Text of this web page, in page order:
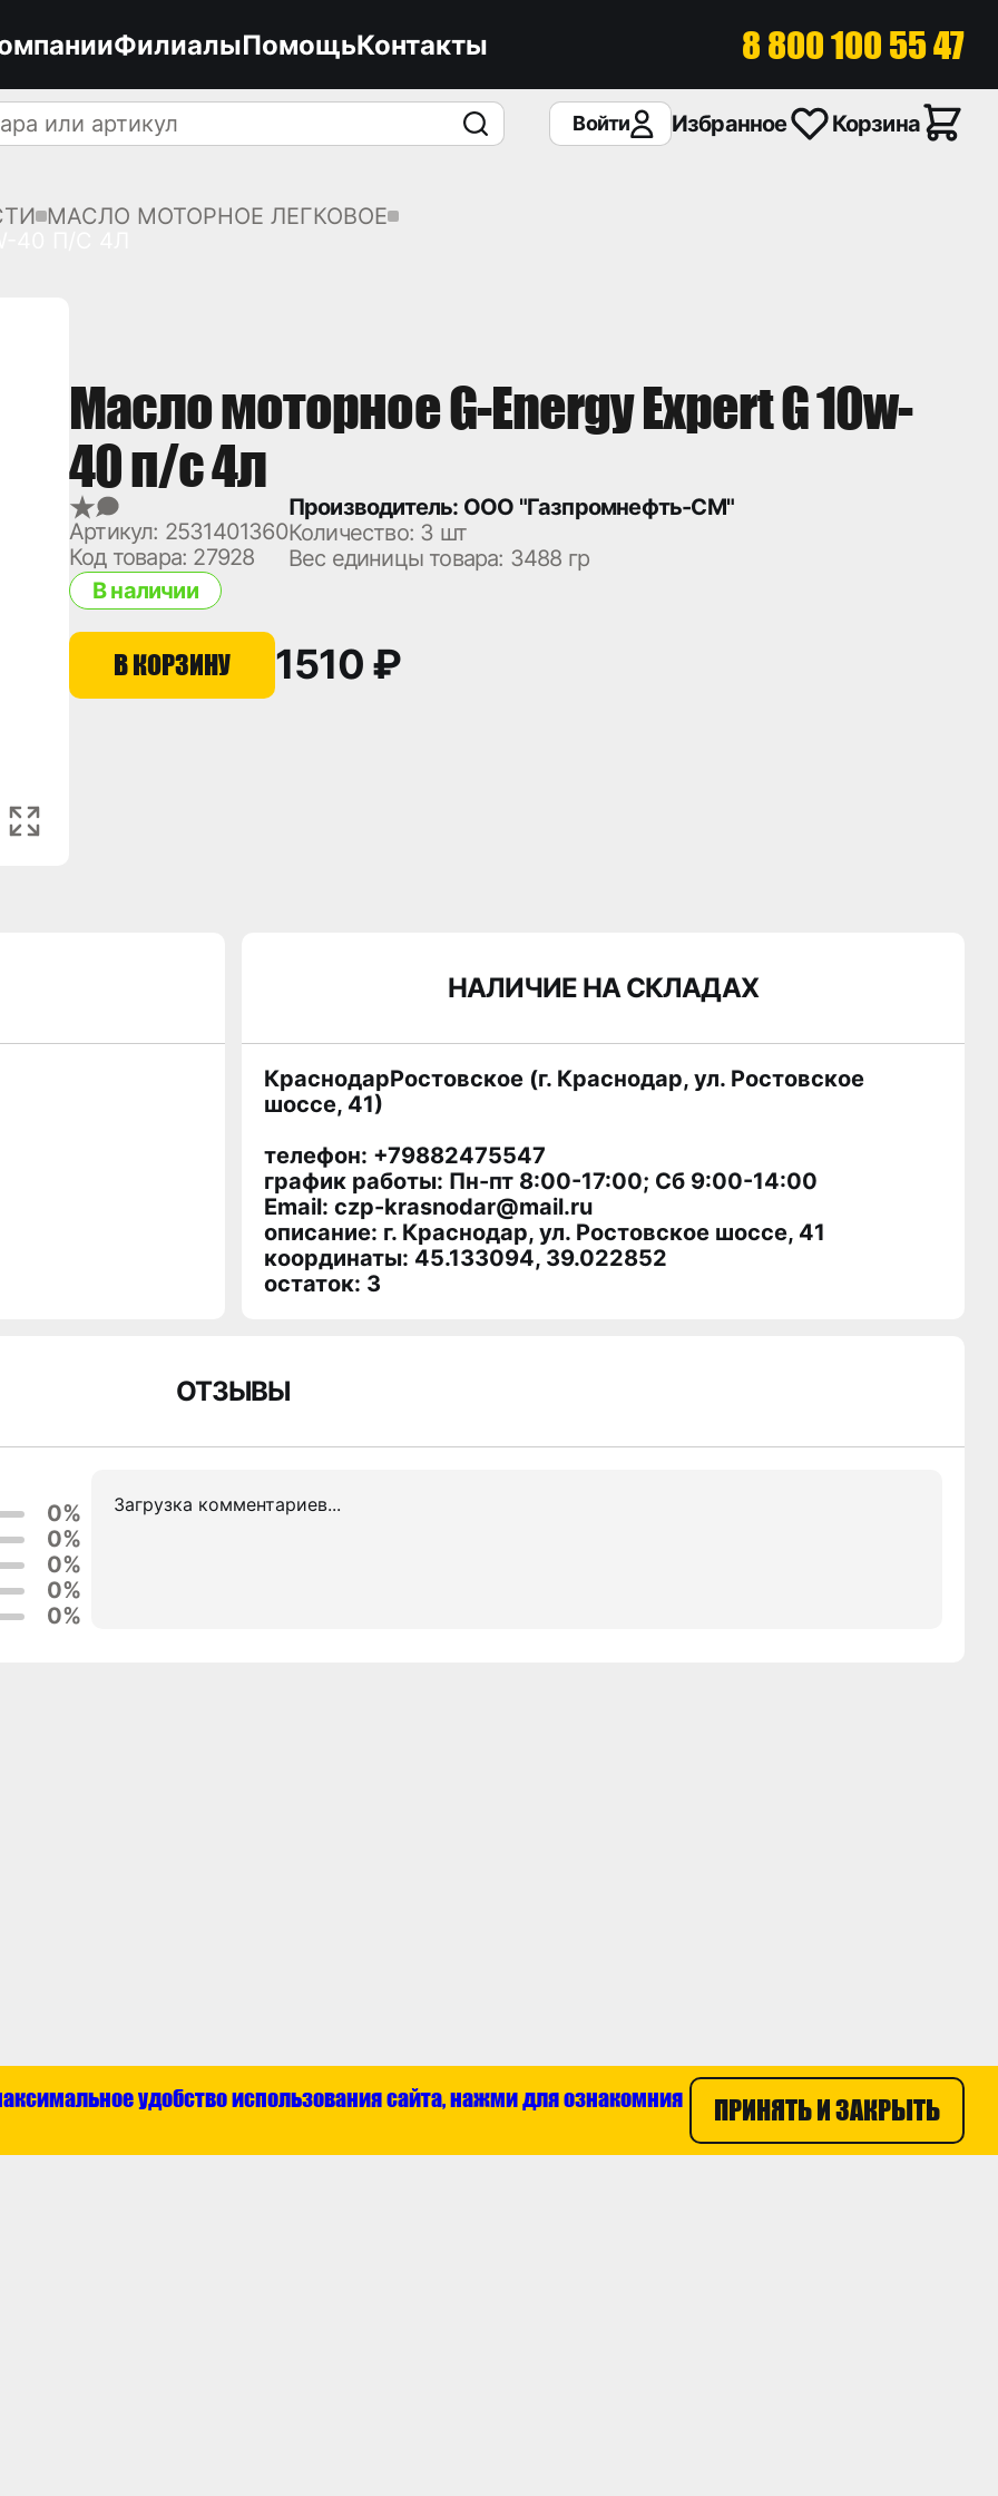
ФилиалыПомощьКонтакты 8 800 100 55 47
Войти Избранное Корзина
МАСЛО МОТОРНОЕ ЛЕГКОВОЕ
Масло моторное G-Energy Expert G 10w-
40 п/с 4л
Артикул: 2531401360
Код товара: 27928
Производитель: ООО "Газпромнефть-СМ"
Количество: 3 шт
Вес единицы товара: 3488 гр
В наличии
В КОРЗИНУ 1510 ₽
НАЛИЧИЕ НА СКЛАДАХ
КраснодарРостовское (г. Краснодар, ул. Ростовское
шоссе, 41)
телефон: +79882475547
график работы: Пн-пт 8:00-17:00; Сб 9:00-14:00
Email: czp-krasnodar@mail.ru
описание: г. Краснодар, ул. Ростовское шоссе, 41
координаты: 45.133094, 39.022852
остаток: 3
ОТЗЫВЫ
0%
0%
0%
0%
0%
Загрузка комментариев...
удобство использования сайта, нажми для ознакомния
ПРИНЯТЬ И ЗАКРЫТЬ